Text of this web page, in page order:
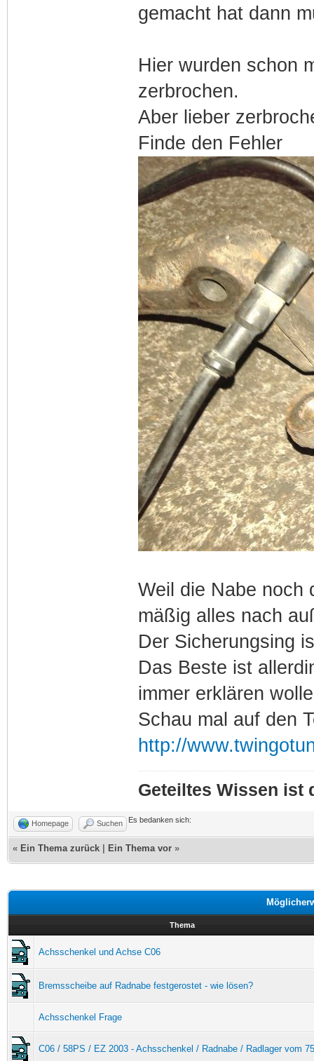
gemacht hat dann
Hier wurden schon
zerbrochen.
Aber lieber
Finde den Fehler
Weil die Nabe noch
mäßig alles nach
Der Sicherungsing
Das Beste ist
immer erklären
Schau mal auf den
http://
Geteiltes Wissen ist
Homepage Suchen Es bedanken sich:
« Ein Thema zurück Ein Thema vor »
Thema
Achsschenkel und Achse C06
Bremsscheibe auf Radnabe festgerostet - wie lösen?
Achsschenkel Frage
C06 / 58PS / EZ 2003 - Achsschenkel / Radnabe / Radlager vom